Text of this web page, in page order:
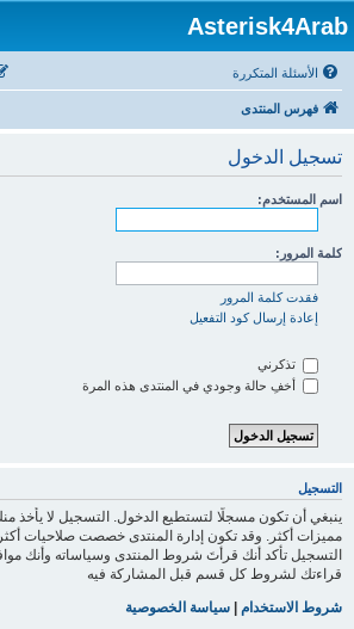
Asterisk4Arab
الأسئلة المتكررة
فهرس المنتدى
تسجيل الدخول
اسم المستخدم:
كلمة المرور:
فقدت كلمة المرور
إعادة إرسال كود التفعيل
تذكرني
أخفِ حالة وجودي في المنتدى هذه المرة
التسجيل
ينبغي أن تكون مسجلًا لتستطيع الدخول. التسجيل لا
مميزات أكثر. وقد تكون إدارة المنتدى خصصت صلاحيات
التسجيل تأكد أنك قرأتَ شروط المنتدى وسياساته وأنك
قراءتك لشروط كل قسم قبل المشاركة فيه
شروط الاستخدام | سياسة الخصوصية